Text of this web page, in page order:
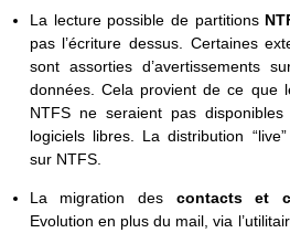
La lecture possible de partitions
pas l’écriture dessus. Certaines
sont assorties d’avertissements
données. Cela provient de ce que
NTFS ne seraient pas
logiciels libres. La distribution
sur NTFS.
La migration des contacts et
Evolution en plus du mail, via